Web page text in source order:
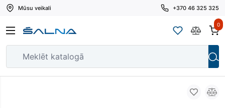
Mūsu veikali +370 46 325 325
0